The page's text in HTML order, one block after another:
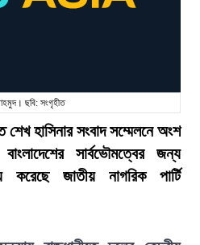
ছবি: সংগৃহীত
শেখ হাসিনার সংবাদ সম্মেলনে অংশ
সার্বভৌমত্বের জন্য
জাতীয় নাগরিক পার্টি